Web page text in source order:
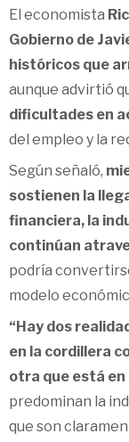
El economista
Gobierno de
históricos que
aunque advirtió
dificultades en
del empleo y la
Según señaló,
sostienen la
financiera, la
continúan
podría
modelo
“Hay dos
en la cordillera
otra que está
predominan la
que son